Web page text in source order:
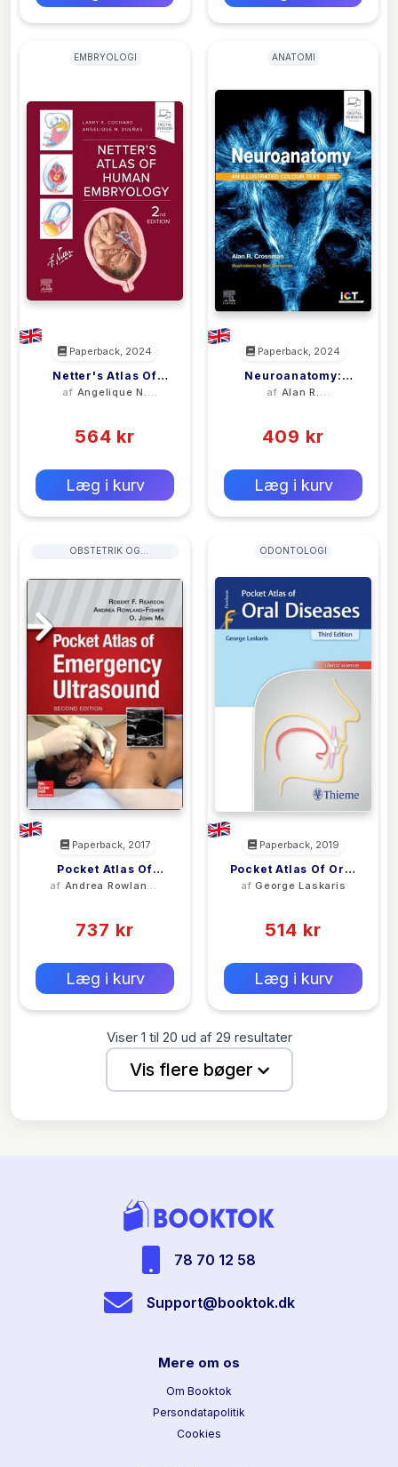
EMBRYOLOGI
Paperback, 2024
Netter's Atlas Of
Human Embryology
af Angelique N.
564 kr
Læg i kurv
ANATOMI
Paperback, 2024
Neuroanatomy:
Illustrated Colour
af Alan R.
409 kr
Læg i kurv
OBSTETRIK OG
Paperback, 2017
Pocket Atlas Of
Emergency
Edition
af Andrea Rowland-
737 kr
Læg i kurv
ODONTOLOGI
Paperback, 2019
Pocket Atlas Of Oral
Diseases
af George Laskaris
514 kr
Læg i kurv
Viser 1 til 20 ud af 29 resultater
Vis flere bøger
78 70 12 58
Support@booktok.dk
Mere om os
Om Booktok
Persondatapolitik
Cookies